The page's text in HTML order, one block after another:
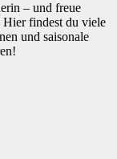
– und freue
findest du viele
und saisonale